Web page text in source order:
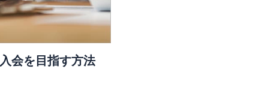
会を目指す方法